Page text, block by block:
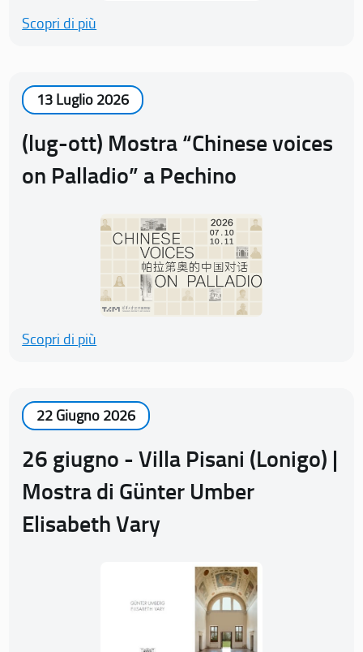
Scopri di più
13 Luglio 2026
(lug-ott) Mostra “Chinese voices
on Palladio” a Pechino
Scopri di più
22 Giugno 2026
26 giugno - Villa Pisani (Lonigo) |
Mostra di Günter Umber
Elisabeth Vary